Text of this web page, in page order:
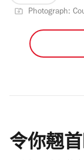
Photograph:
令你翹